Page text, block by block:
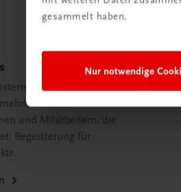
gesammelt haben.
Nur notwendige
mit 75
und Mitarbeitern, die
Begeisterung für